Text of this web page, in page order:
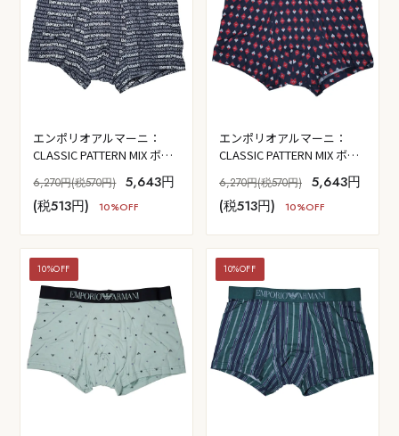
エンポリオアルマーニ：
CLASSIC PATTERN MIX ボク
サーパンツ (EA・レタリン
グ・ホリ)
6,270円(税570円) 5,643円
(税513円)
10%OFF
エンポリオアルマーニ：
CLASSIC PATTERN MIX ボク
サーパンツ (イーグル・ロン
バス)
6,270円(税570円)
5,643円
(税513円)
10%OFF
10%OFF 10%OFF